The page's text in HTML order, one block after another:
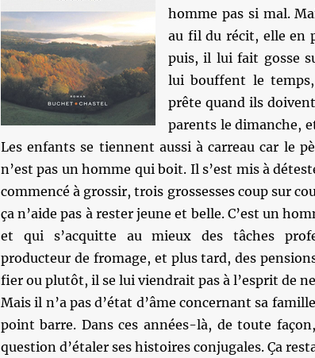
homme pas si mal.
au fil du récit, elle en
puis, il lui fait gosse
lui bouffent le
prête quand ils
parents le dimanche,
Les enfants se tiennent aussi à carreau car le
n’est pas un homme qui boit. Il s’est mis à
commencé à grossir, trois grossesses coup sur
ça n’aide pas à rester jeune et belle. C’est un
et qui s’acquitte au mieux des tâches
producteur de fromage, et plus tard, des
fier ou plutôt, il se lui viendrait pas à l’esprit de
Mais il n’a pas d’état d’âme concernant sa
point barre. Dans ces années-là, de toute
question d’étaler ses histoires conjugales. Ça